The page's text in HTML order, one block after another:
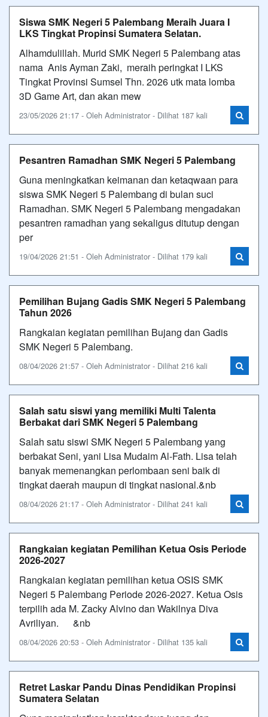
Siswa SMK Negeri 5 Palembang Meraih Juara I
LKS Tingkat Propinsi Sumatera Selatan.
Alhamdulillah. Murid SMK Negeri 5 Palembang atas
nama Anis Ayman Zaki, meraih peringkat I LKS
Tingkat Provinsi Sumsel Thn. 2026 utk mata lomba
3D Game Art, dan akan mew
23/05/2026 21:17 - Oleh Administrator - Dilihat 187 kali
Pesantren Ramadhan SMK Negeri 5 Palembang
Guna meningkatkan keimanan dan ketaqwaan para
siswa SMK Negeri 5 Palembang di bulan suci
Ramadhan. SMK Negeri 5 Palembang mengadakan
pesantren ramadhan yang sekaligus ditutup dengan
per
19/04/2026 21:51 - Oleh Administrator - Dilihat 179 kali
Pemilihan Bujang Gadis SMK Negeri 5 Palembang
Tahun 2026
Rangkaian kegiatan pemilihan Bujang dan Gadis
SMK Negeri 5 Palembang.
08/04/2026 21:57 - Oleh Administrator - Dilihat 216 kali
Salah satu siswi yang memiliki Multi Talenta
Berbakat dari SMK Negeri 5 Palembang
Salah satu siswi SMK Negeri 5 Palembang yang
berbakat Seni, yani Lisa Mudaim Al-Fath. Lisa telah
banyak memenangkan perlombaan seni baik di
tingkat daerah maupun di tingkat nasional.&nb
08/04/2026 21:17 - Oleh Administrator - Dilihat 241 kali
Rangkaian kegiatan Pemilihan Ketua Osis Periode
2026-2027
Rangkaian kegiatan pemilihan ketua OSIS SMK
Negeri 5 Palembang Periode 2026-2027. Ketua Osis
terpilih ada M. Zacky Alvino dan Wakilnya Diva
Avriliyan. &nb
08/04/2026 20:53 - Oleh Administrator - Dilihat 135 kali
Retret Laskar Pandu Dinas Pendidikan Propinsi
Sumatera Selatan